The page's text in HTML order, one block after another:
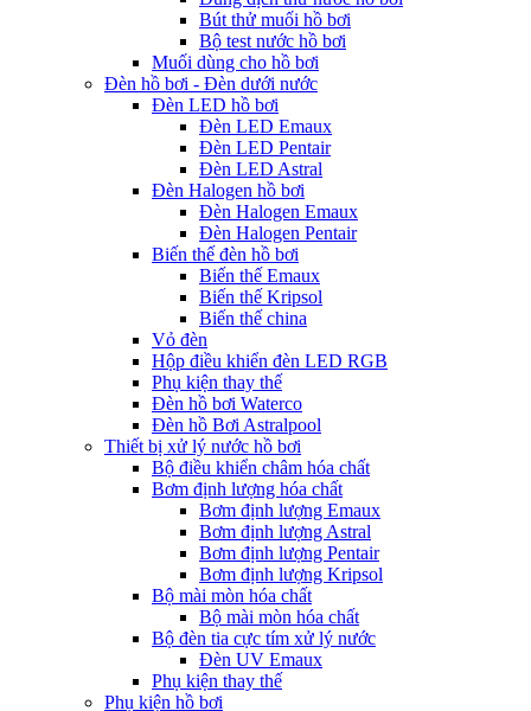
Bút thử muối hồ bơi
Bộ test nước hồ bơi
Muối dùng cho hồ bơi
Đèn hồ bơi - Đèn dưới nước
Đèn LED hồ bơi
Đèn LED Emaux
Đèn LED Pentair
Đèn LED Astral
Đèn Halogen hồ bơi
Đèn Halogen Emaux
Đèn Halogen Pentair
Biến thế đèn hồ bơi
Biến thế Emaux
Biến thế Kripsol
Biến thế china
Vỏ đèn
Hộp điều khiển đèn LED RGB
Phụ kiện thay thế
Đèn hồ bơi Waterco
Đèn hồ Bơi Astralpool
Thiết bị xử lý nước hồ bơi
Bộ điều khiển châm hóa chất
Bơm định lượng hóa chất
Bơm định lượng Emaux
Bơm định lượng Astral
Bơm định lượng Pentair
Bơm định lượng Kripsol
Bộ mài mòn hóa chất
Bộ mài mòn hóa chất
Bộ đèn tia cực tím xử lý nước
Đèn UV Emaux
Phụ kiện thay thế
Phụ kiện hồ bơi